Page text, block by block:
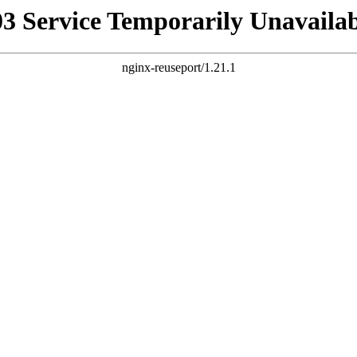
Service Temporarily
nginx-reuseport/1.21.1